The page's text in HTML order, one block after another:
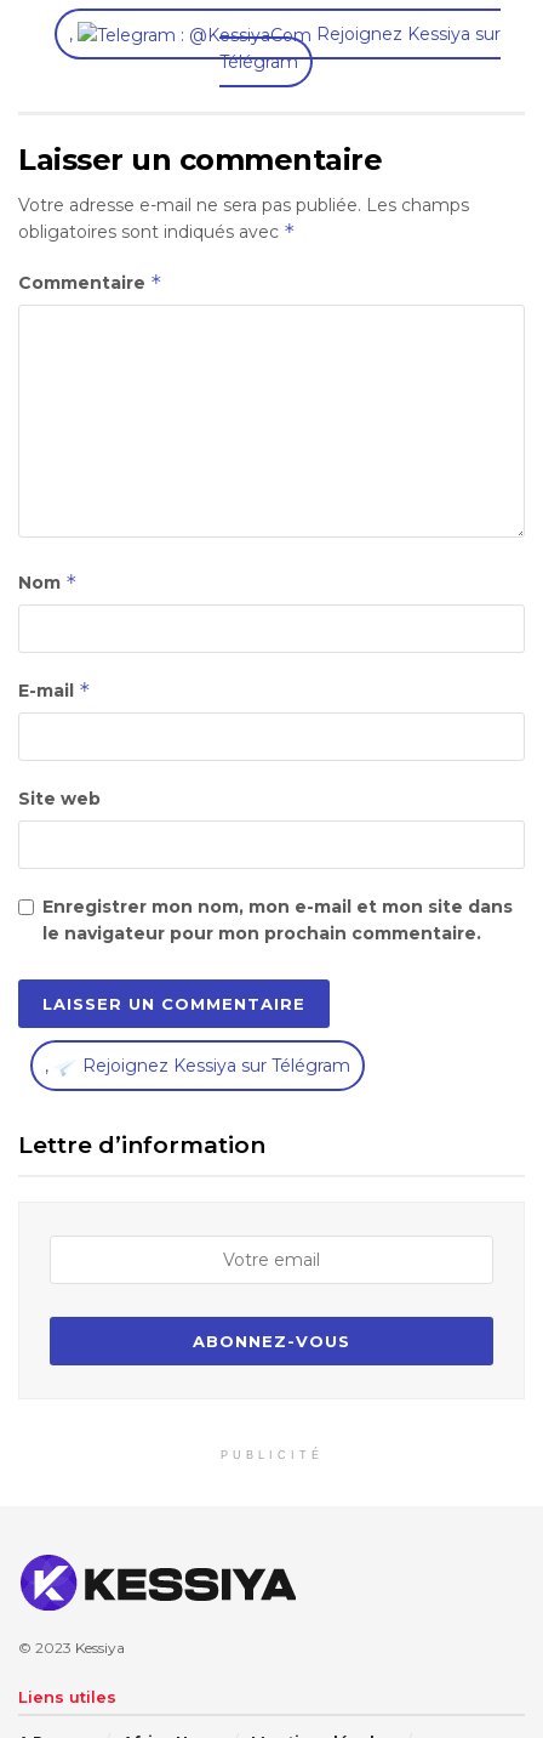
,
Rejoignez Kessiya sur
Télégram
Laisser un commentaire
Votre adresse e-mail ne sera pas publiée. Les champs
obligatoires sont indiqués avec *
Commentaire *
Nom *
E-mail *
Site web
Enregistrer mon nom, mon e-mail et mon site dans
le navigateur pour mon prochain commentaire.
, Rejoignez Kessiya sur Télégram
Lettre d’information
PUBLICITÉ
© 2023 Kessiya
Liens utiles